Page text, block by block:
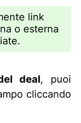
link
o esterna
deal, puoi
cliccando